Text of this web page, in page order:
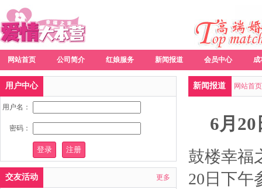
网站首页 公司简介 红娘服务 新闻报道 会员中心 成
新闻报道 网站首页
6月
鼓楼幸福
20日 下午
用户中心
用户名：
密码：
交友活动 更多